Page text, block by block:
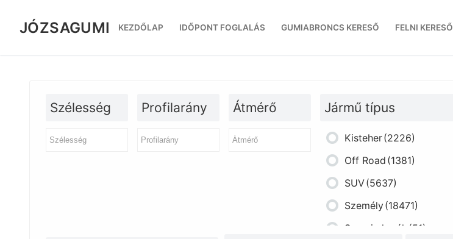
tartalomra
JÓZSAGUMI KEZDŐLAP IDŐPONT FOGLALÁS GUMIABRONCS KERESŐ FELNI KERESŐ
Szélesség Profilarány Átmérő Jármű típus
Kisteher(2226)
Off Road (1381)
SUV(5637)
Személy(18471)
Szerviz kerék (51)